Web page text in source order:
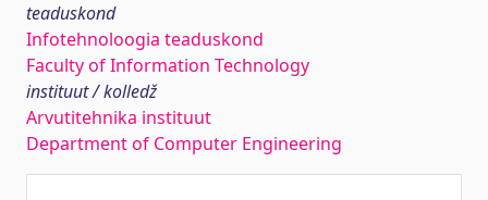
teaduskond
Infotehnoloogia teaduskond
Faculty of Information Technology
instituut / kolledž
Arvutitehnika instituut
Department of Computer Engineering